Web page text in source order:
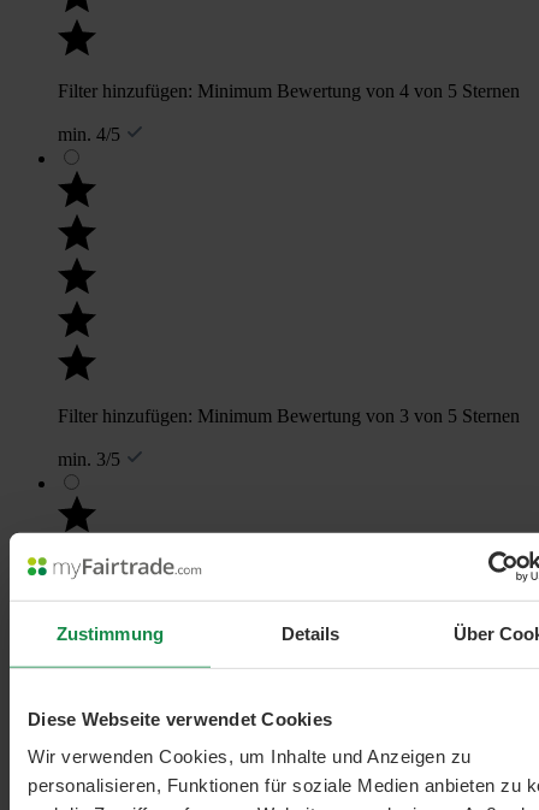
Zustimmung Details Über
Diese Webseite verwendet Cookies
Wir verwenden Cookies, um Inhalte und Anzeigen zu
personalisieren, Funktionen für soziale Medien anbieten zu
Filter hinzufügen: Minimum Bewertung von 4 von 5 Sternen
min. 4/5
Filter hinzufügen: Minimum Bewertung von 3 von 5 Sternen
min. 3/5
min. 2/5